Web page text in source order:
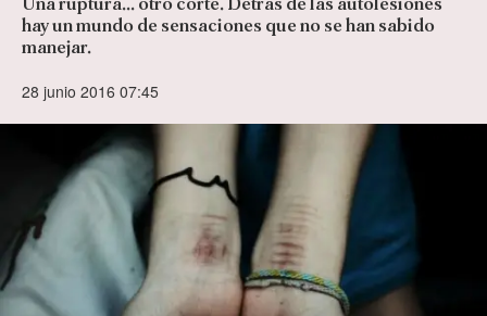
Una ruptura... otro corte. Detrás de las autolesiones
hay un mundo de sensaciones que no se han sabido
manejar.
28 junio 2016 07:45